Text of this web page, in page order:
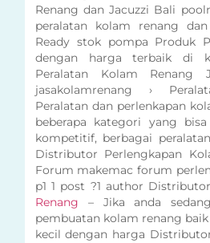
Renang dan Jacuzzi Bali
peralatan kolam renang
Ready stok pompa Produk
dengan harga terbaik di
Peralatan Kolam Renang
jasakolamrenang ›
Peralatan dan perlenkapan
beberapa kategori yang
kompetitif, berbagai
Distributor Perlengkapan
Forum makemac forum
p1 1 post ?1 author Distributor
Renang – Jika anda
pembuatan kolam renang
kecil dengan harga